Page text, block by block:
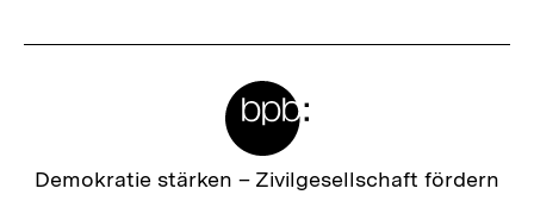
Zur
Demokratie stärken – Zivilgesellschaft fördern